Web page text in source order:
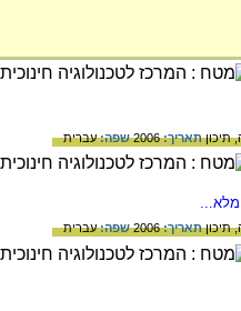
תיכוןתאריך:2006 שפה:עברית
מלא...
תיכוןתאריך:2006 שפה:עברית